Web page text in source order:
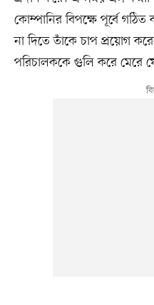
কোম্পানির বিপক্ষে পূর্বে গঠিত
না দিতে তাঁকে চাপ প্রয়োগ
পরিচালককে গুলি করে মেরে